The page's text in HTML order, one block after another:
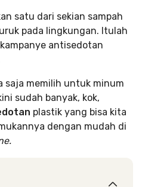
satu dari sekian sampah
pada lingkungan. Itulah
antisedotan
saja memilih untuk minum
sudah banyak, kok,
plastik yang bisa kita
dengan mudah di